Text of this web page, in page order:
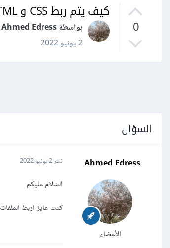
0
كيف يتم ربط CSS و HTML و Javascript
بواسطة Ahmed Edress
2 يونيو 2022
السؤال
Ahmed Edress
الأعضاء
نشر2 يونيو 2022
السلام عليكم
كنت عايز اربط الملفات html وCSSو JavaScript وعرض النتيجة النهائية في موقع ويب